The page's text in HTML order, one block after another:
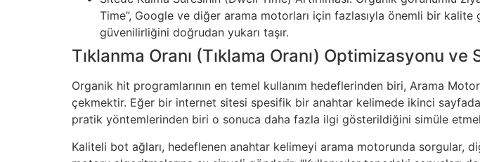
Time”, Google ve diğer arama motorları için fazlasıyla önemli bir
güvenilirliğini doğrudan yukarı taşır.
Tıklanma Oranı (Tıklama Oranı) Optimizasyonu ve
Organik hit programlarının en temel kullanım hedeflerinden biri, Arama
çekmektir. Eğer bir internet sitesi spesifik bir anahtar kelimede ikinci
pratik yöntemlerinden biri o sonuca daha fazla ilgi gösterildiğini simüle
Kaliteli bot ağları, hedeflenen anahtar kelimeyi arama motorunda sorgular,